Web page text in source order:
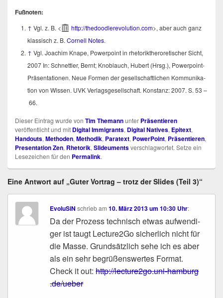
Fuß­no­ten:
↑ Vgl. z. B. < http://​the​dood​le​re​vo​lu​ti​on​.com>, aber auch ganz
klas­sisch z. B. Cor­nell Notes.
↑ Vgl. Joa­chim Kna­pe, Power­point in rhe­to­rik­t­hero­re­ti­scher Sicht,
2007 In: Schnett­ler, Bernt; Knob­lauch, Hubert (Hrsg.), Power­point-
Prä­sen­ta­tio­nen. Neue For­men der gesell­schaft­li­chen Kom­mu­ni­ka­
ti­on von Wis­sen. UVK Ver­lags­ge­sell­schaft. Kon­stanz: 2007. S. 53 –
66.
Dieser Eintrag wurde von Tim Themannunter Präsentieren
veröffentlicht und mit Digital Immigrants, Digital Natives, Epitext,
Handouts, Methoden, Methodik, Paratext, PowerPoint, Präsentieren,
Presentation Zen, Rhetorik, Slideumentsverschlagwortet. Setze ein
Lesezeichen für den Permalink.
Eine Antwort auf „Guter Vortrag – trotz der Slides (Teil 3)“
EvoluSiN schriebam10. März 2013 um 10:30 Uhr:
Da der Pro­zess tech­nisch etwas auf­wen­di­
ger ist taugt Lecture2Go sicher­lich nicht für
die Mas­se. Grund­sätz­lich sehe ich es aber
als ein sehr begrü­ßens­wer­tes For­mat.
Check it out:http://​lec​tu​re2​go​.uni​-ham​burg​
.de/ueber